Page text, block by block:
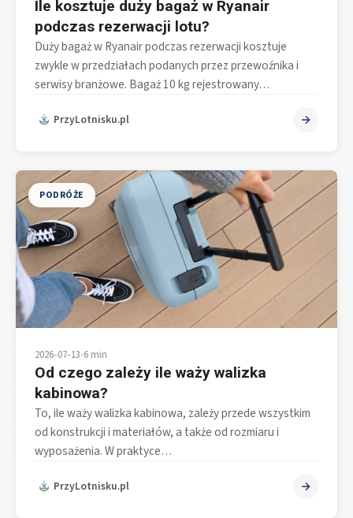
Ile kosztuje duży bagaż w Ryanair
podczas rezerwacji lotu?
Duży bagaż w Ryanair podczas rezerwacji kosztuje
zwykle w przedziałach podanych przez przewoźnika i
serwisy branżowe. Bagaż 10 kg rejestrowany…
PrzyLotnisku.pl
PODRÓŻE
2026-07-13•6 min
Od czego zależy ile waży walizka
kabinowa?
To, ile waży walizka kabinowa, zależy przede wszystkim
od konstrukcji i materiałów, a także od rozmiaru i
wyposażenia. W praktyce…
PrzyLotnisku.pl